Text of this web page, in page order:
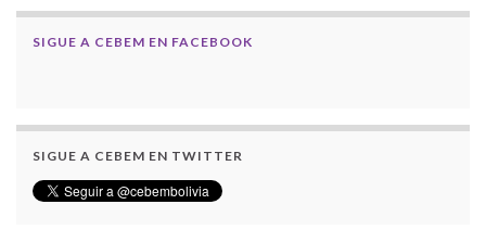
SIGUE A CEBEM EN FACEBOOK
SIGUE A CEBEM EN TWITTER